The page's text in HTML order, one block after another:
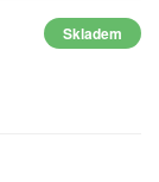
Skladem